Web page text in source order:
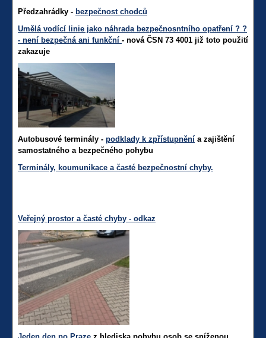
Předzahrádky - bezpečnost chodců
Umělá vodící linie jako náhrada bezpečnosntního opatření ? ?
- není bezpečná ani funkční - nová ČSN 73 4001 již toto použití
zakazuje
Autobusové terminály - podklady k zpřístupnění a zajištění
samostatného a bezpečného pohybu
Terminály, koumunikace a časté bezpečnostní chyby.
Veřejný prostor a časté chyby - odkaz